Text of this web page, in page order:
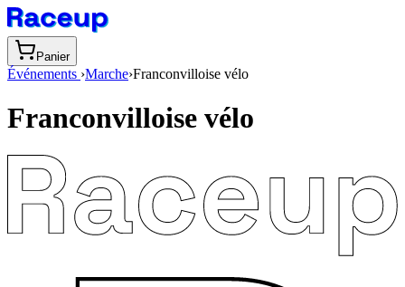
Panier
Événements ›Marche›Franconvilloise vélo
Franconvilloise vélo